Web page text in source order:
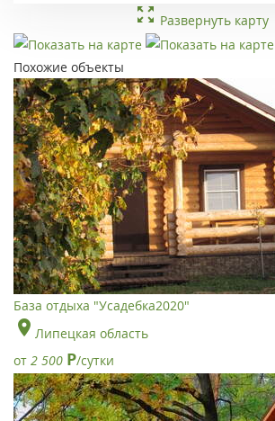
Развернуть карту
Похожие объекты
База отдыха "Усадебка2020"
Липецкая область
от 2 500 Р/сутки